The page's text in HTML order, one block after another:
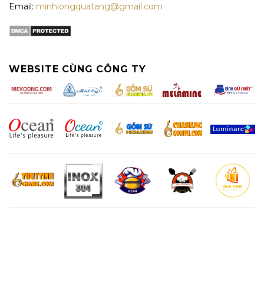
Email: minhlongquatang@gmail.com
WEBSITE CÙNG CÔNG TY